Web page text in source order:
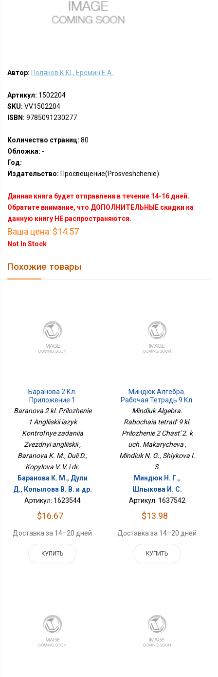
Автор: Поляков К.Ю., Еремин Е.А.
Артикул: 1502204
SKU: VV1502204
ISBN: 9785091230277
Количество страниц: 80
Обложка: -
Год:
Издательство: Просвещение(Prosveshchenie)
Данная книга будет отправлена в течение 14-16 дней.
Обратите внимание, что ДОПОЛНИТЕЛЬНЫЕ скидки на
данную книгу НЕ распространяются.
Ваша цена: $14.57
Not In Stock
Похожие товары
Баранова 2 Кл.
Приложение 1
Английский Язык
Звездный Английский
Baranova 2 kl. Prilozhenie
1 Angliiskii iazyk
Kontrol'nye zadaniia
Zvezdnyi angliiskii ,
Baranova K. M., Duli D.,
Kopylova V. V. i dr.
Баранова К. М., Дули
Д., Копылова В. В. и др.
Артикул: 1623544
$16.67
Доставка за 14–20 дней
КУПИТЬ
Миндюк Алгебра.
Рабочая Тетрадь 9 Кл.
Приложение 2 Часть 2. К
Уч. Макарычева
Mindiuk Algebra.
Rabochaia tetrad' 9 kl.
Prilozhenie 2 Chast' 2. k
uch. Makarycheva ,
Mindiuk N. G., Shlykova I.
S.
Миндюк Н. Г.,
Шлыкова И. С.
Артикул: 1637542
$13.98
Доставка за 14–20 дней
КУПИТЬ